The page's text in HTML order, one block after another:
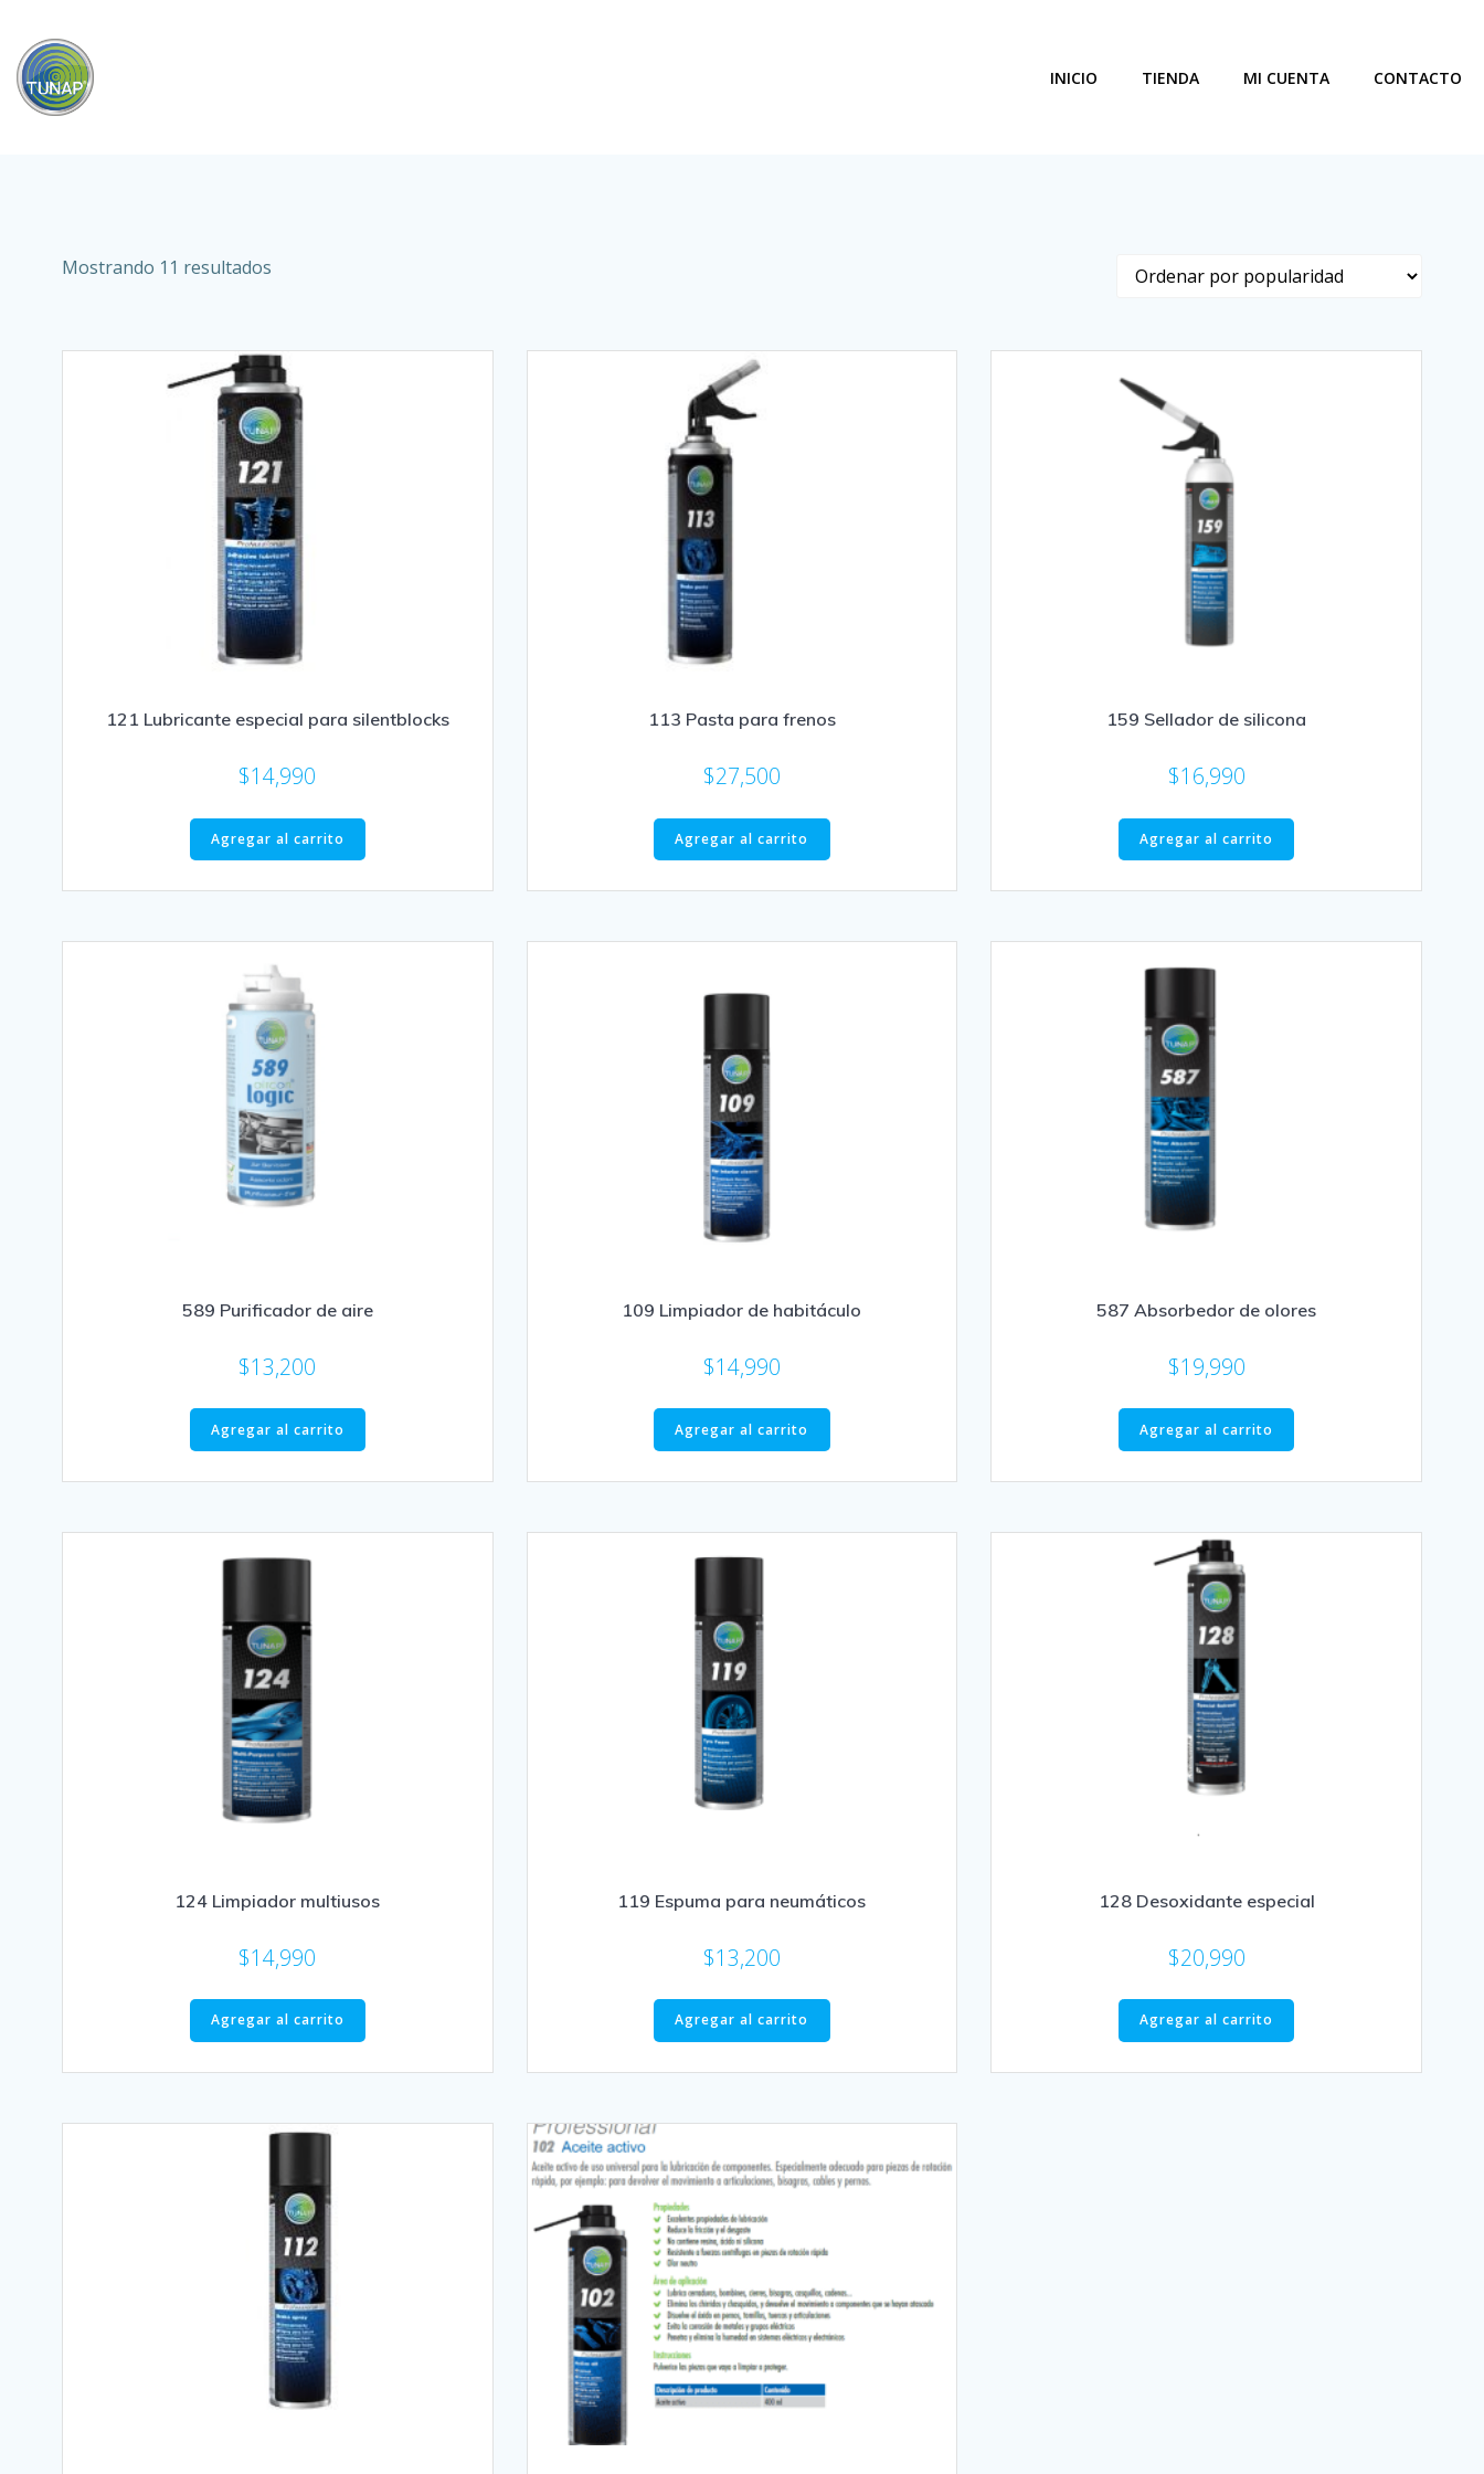
contenido
INICIO TIENDA MI CUENTA CONTACTO
Mostrando 11 resultados
121 Lubricante especial para silentblocks
$14,990
Agregar al carrito
113 Pasta para frenos
$27,500
Agregar al carrito
159 Sellador de silicona
$16,990
Agregar al carrito
589 Purificador de aire
$13,200
Agregar al carrito
109 Limpiador de habitáculo
$14,990
Agregar al carrito
587 Absorbedor de olores
$19,990
Agregar al carrito
124 Limpiador multiusos
$14,990
Agregar al carrito
119 Espuma para neumáticos
$13,200
Agregar al carrito
128 Desoxidante especial
$20,990
Agregar al carrito